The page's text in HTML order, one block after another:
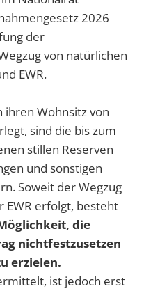
2026
der
von natürlichen
EWR.
ihren Wohnsitz von
sind die bis zum
stillen Reserven
und sonstigen
Soweit der Wegzug
EWR erfolgt, besteht
die
nichtfestzusetzen
erzielen.
ist jedoch erst